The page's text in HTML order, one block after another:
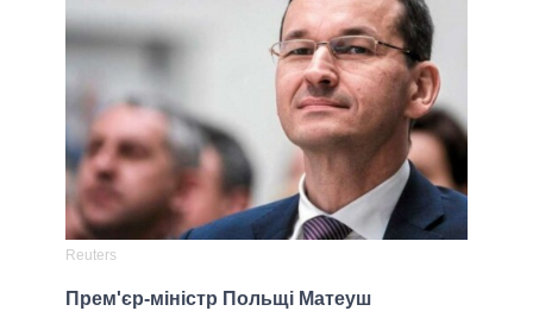
Reuters
Прем'єр-міністр Польщі Матеуш